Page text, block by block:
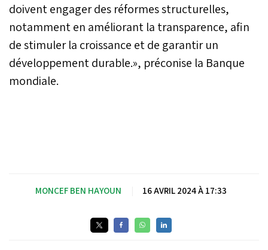
doivent engager des réformes structurelles,
notamment en améliorant la transparence, afin
de stimuler la croissance et de garantir un
développement durable.», préconise la Banque
mondiale.
MONCEF BEN HAYOUN 16 AVRIL 2024 À 17:33